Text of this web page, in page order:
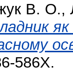
В. О.,
586X.